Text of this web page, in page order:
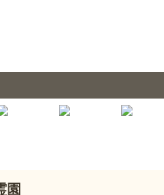
園